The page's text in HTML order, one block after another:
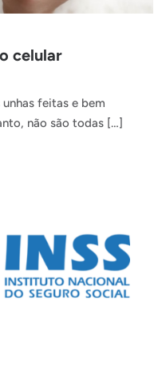
celular
feitas e bem
não são todas […]